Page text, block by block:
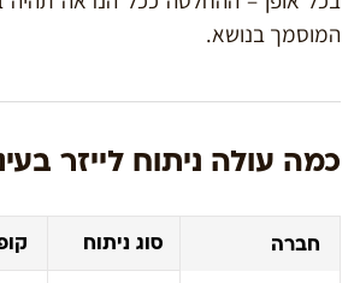
המוסמך בנושא.
כמה עולה ניתוח לייזר
חברה סוג ניתוח